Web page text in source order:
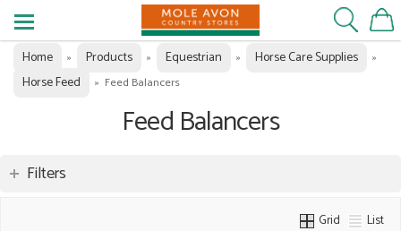
Home » Products » Equestrian » Horse Care Supplies »
Horse Feed » Feed Balancers
Feed Balancers
Filters
Grid List